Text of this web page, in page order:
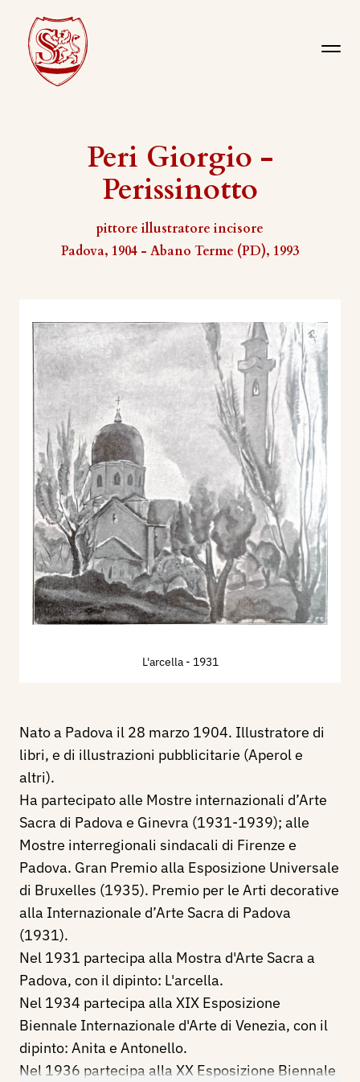
Peri Giorgio -
Perissinotto
pittore illustratore incisore
Padova, 1904 - Abano Terme (PD), 1993
L'arcella - 1931
Nato a Padova il 28 marzo 1904. Illustratore di
libri, e di illustrazioni pubblicitarie (Aperol e
altri).
Ha partecipato alle Mostre internazionali d’Arte
Sacra di Padova e Ginevra (1931-1939); alle
Mostre interregionali sindacali di Firenze e
Padova. Gran Premio alla Esposizione Universale
di Bruxelles (1935). Premio per le Arti decorative
alla Internazionale d’Arte Sacra di Padova
(1931).
Nel 1931 partecipa alla Mostra d'Arte Sacra a
Padova, con il dipinto: L'arcella.
Nel 1934 partecipa alla XIX Esposizione
Biennale Internazionale d'Arte di Venezia, con il
dipinto: Anita e Antonello.
Nel 1936 partecipa alla XX Esposizione Biennale